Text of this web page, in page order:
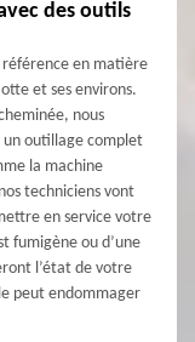
des outils
référence en matière
et ses environs.
nous
un outillage complet
la machine
techniciens vont
en service votre
fumigène ou d’une
l’état de votre
peut endommager